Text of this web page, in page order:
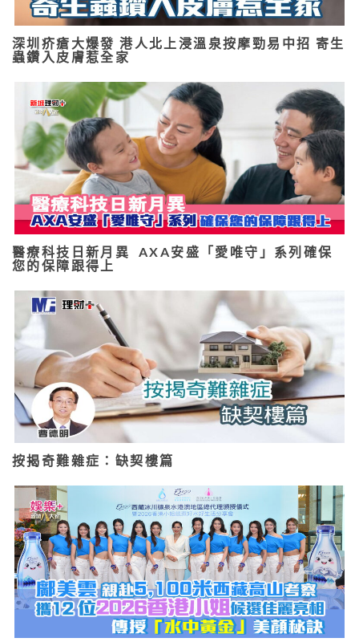
深圳疥瘡大爆發 港人北上浸溫泉按摩勁易中招 寄生
蟲鑽入皮膚惹全家
醫療科技日新月異 AXA安盛「愛唯守」系列確保
您的保障跟得上
按揭奇難雜症：缺契樓篇